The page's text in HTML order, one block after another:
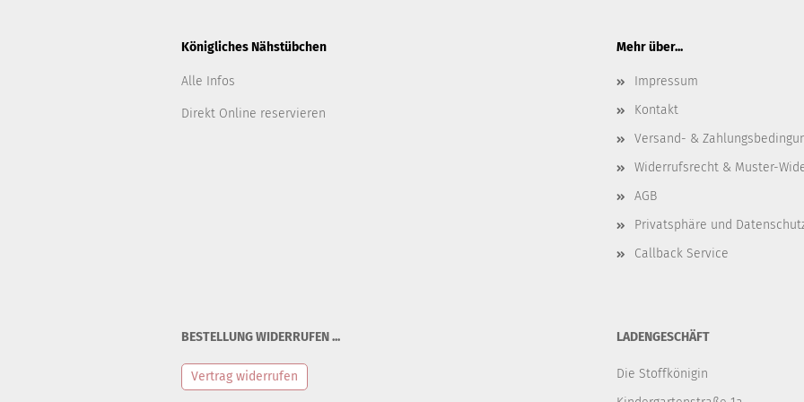
Königliches Nähstübchen
Alle Infos
Direkt Online reservieren
Mehr über...
Impressum
Kontakt
Versand- &
Widerrufsrecht & Muster-
AGB
Privatsphäre und
Callback Service
BESTELLUNG WIDERRUFEN ...
Vertrag widerrufen
LADENGESCHÄFT
Die Stoffkönigin